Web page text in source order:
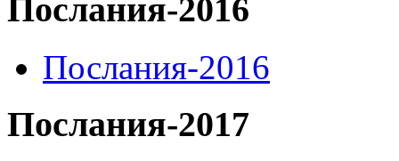
Послания-2016
Послания-2016
Послания-2017